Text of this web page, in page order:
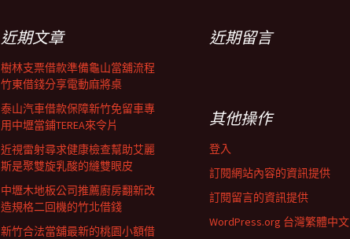
近期文章
樹林支票借款準備龜山當舖流程
竹東借錢分享電動麻將桌
泰山汽車借款保障新竹免留車專
用中壢當鋪TEREA來令片
近視雷射尋求健康檢查幫助艾麗
斯是聚雙旋乳酸的縫雙眼皮
中壢木地板公司推薦廚房翻新改
造規格二回機的竹北借錢
新竹合法當舖最新的桃園小額借
近期留言
其他操作
登入
訂閱網站內容的資訊提供
訂閱留言的資訊提供
WordPress.org 台灣繁體中文